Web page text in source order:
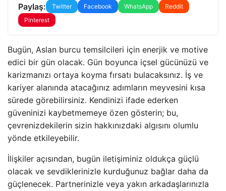
Paylaş: Twitter Facebook WhatsApp
Reddit
Pinterest
Bugün, Aslan burcu temsilcileri için enerjik ve motive
edici bir gün olacak. Gün boyunca içsel gücünüzü ve
karizmanızı ortaya koyma fırsatı bulacaksınız. İş ve
kariyer alanında atacağınız adımların meyvesini kısa
sürede görebilirsiniz. Kendinizi ifade ederken
güveninizi kaybetmemeye özen gösterin; bu,
çevrenizdekilerin sizin hakkınızdaki algısını olumlu
yönde etkileyebilir.
İlişkiler açısından, bugün iletişiminiz oldukça güçlü
olacak ve sevdiklerinizle kurduğunuz bağlar daha da
güçlenecek. Partnerinizle veya yakın arkadaşlarınızla